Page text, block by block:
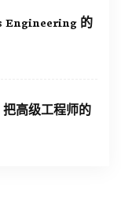
Engineering 的
高级工程师的